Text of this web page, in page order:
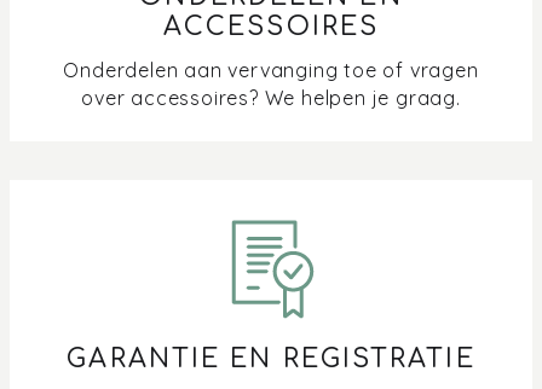
ACCESSOIRES
Onderdelen aan vervanging toe of vragen
over accessoires? We helpen je graag.
GARANTIE EN REGISTRATIE